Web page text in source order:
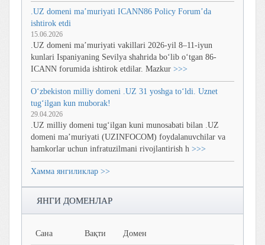
.UZ domeni ma’muriyati ICANN86 Policy Forum’da
ishtirok etdi
15.06.2026
.UZ domeni ma’muriyati vakillari 2026-yil 8–11-iyun
kunlari Ispaniyaning Sevilya shahrida bo‘lib o‘tgan 86-
ICANN forumida ishtirok etdilar. Mazkur >>>
O‘zbekiston milliy domeni .UZ 31 yoshga to‘ldi. Uznet
tug‘ilgan kun muborak!
29.04.2026
.UZ milliy domeni tug‘ilgan kuni munosabati bilan .UZ
domeni ma’muriyati (UZINFOCOM) foydalanuvchilar va
hamkorlar uchun infratuzilmani rivojlantirish h >>>
Хамма янгиликлар >>
ЯНГИ ДОМЕНЛАР
Сана Вақти Домен